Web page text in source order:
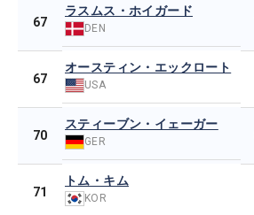
67
ラスムス・ホイガード
DEN
67
オースティン・エックロート
USA
70
スティーブン・イェーガー
GER
71
トム・キム
KOR